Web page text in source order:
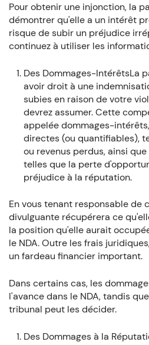
Pour obtenir une injonction, la
démontrer qu'elle a un intérêt
risque de subir un préjudice
continuez à utiliser les
Des Dommages-IntérêtsLa
avoir droit à une
subies en raison de votre
devrez assumer. Cette
appelée dommages-
directes (ou quantifiables),
ou revenus perdus, ainsi
telles que la perte
préjudice à la réputation.
En vous tenant responsable de
divulguante récupérera ce
la position qu'elle aurait
le NDA. Outre les frais
un fardeau financier important.
Dans certains cas, les
l'avance dans le NDA, tandis
tribunal peut les décider.
Des Dommages à la